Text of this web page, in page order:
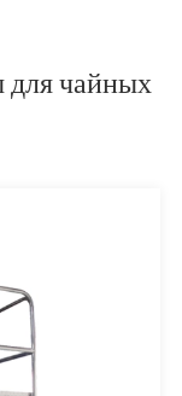
чайных